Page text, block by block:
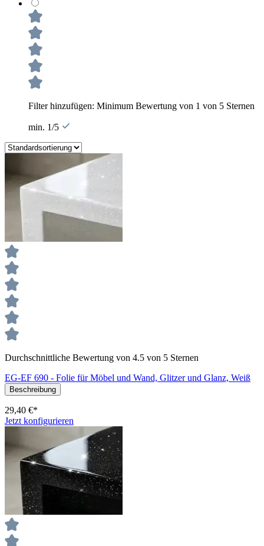
Filter hinzufügen: Minimum Bewertung von 1 von 5 Sternen
min. 1/5
Durchschnittliche Bewertung von 4.5 von 5 Sternen
EG-EF 690 - Folie für Möbel und Wand, Glitzer und Glanz, Weiß
Beschreibung
29,40 €*
Jetzt konfigurieren